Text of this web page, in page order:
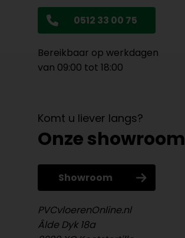
0512 33 00 75
Bereikbaar op werkdagen
van 09:00 tot 18:00
Komt u liever langs?
Onze showroom
Showroom
PVCvloerenOnline.nl
Âlde Dyk 18a